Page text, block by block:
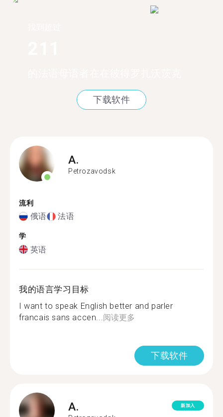
下载软件
A.
Petrozavodsk
流利
俄语 法语
学
英语
我的语言学习目标
I want to speak English better and parler
francais sans accen... 阅读更多
下载软件
A. 新加入